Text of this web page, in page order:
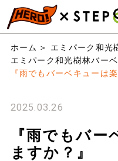
検索
手ぶらBBQ
とは?
ホーム
エミパーク和光
エミパーク和光樹林バー
『雨でもバーベキューは
2025.03.26
『雨でもバー
ますか？』